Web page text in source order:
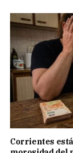
Corrientes